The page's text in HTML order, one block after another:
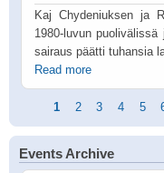
Kaj Chydeniuksen ja
1980-luvun
sairaus päätti tuhansia
Read more
Pagination
Current
page
1 Page
2 Page
3 Page
4 5
Events Archive